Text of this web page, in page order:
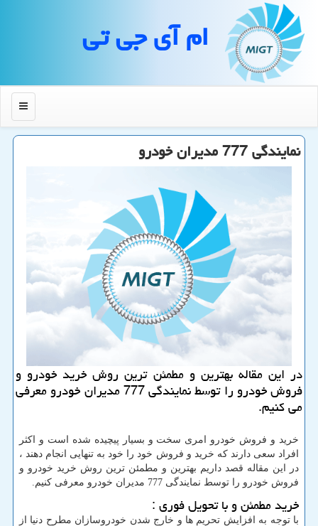
ام آی جی تی
منو
نمایندگی 777 مدیران خودرو
در این مقاله بهترین و مطمئن ترین روش خرید خودرو و
فروش خودرو را توسط نمایندگی 777 مدیران خودرو معرفی
می كنیم.
خرید و فروش خودرو امری سخت و بسیار پیچیده شده است و اکثر
افراد سعی دارند که خرید و فروش خود را خود به تنهایی انجام دهند ،
در این مقاله قصد داریم بهترین و مطمئن ترین روش خرید خودرو و
فروش خودرو را توسط نمایندگی 777 مدیران خودرو معرفی کنیم.
خرید مطمئن و با تحویل فوری :
با توجه به افزایش تحریم ها و خارج شدن خودروسازان مطرح دنیا از